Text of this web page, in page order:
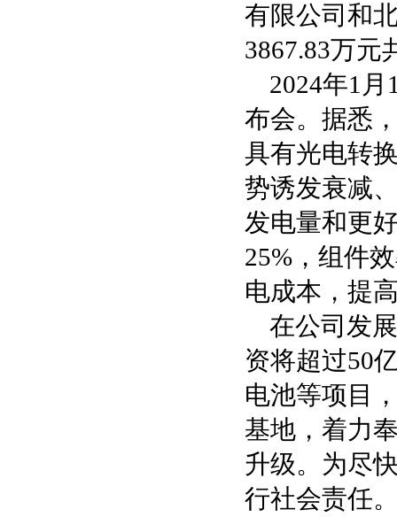
有限公司和
3867.83万元
2024年1
布会。据悉
具有光电转
势诱发衰减
发电量和更
25%，组件
电成本，提
在公司发
资将超过50
电池等项目
基地，着力
升级。为尽
行社会责任